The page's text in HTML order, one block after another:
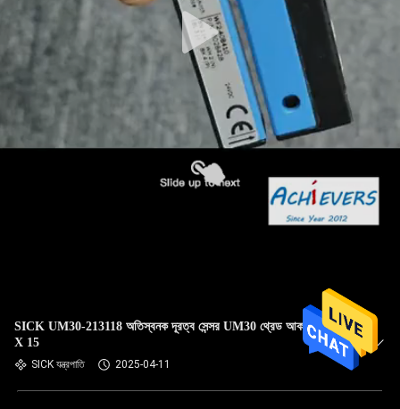
SICK UM30-213118 অতিস্বনক দূরত্ব সেন্সর UM30 থ্রেড আকার M30
X 15
SICK যন্ত্রপাতি 2025-04-11